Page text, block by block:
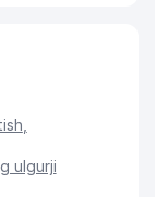
ulgurji